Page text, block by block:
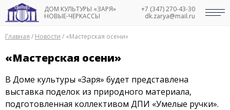
ДОМ КУЛЬТУРЫ «ЗАРЯ»
НОВЫЕ-ЧЕРКАССЫ
+7 (347) 270-43-30
dk.zarya@mail.ru
Главная / Новости / «Мастерская осени»
«Мастерская осени»
В Доме культуры «Заря» будет представлена
выставка поделок из природного материала,
подготовленная коллективом ДПИ «Умелые ручки».